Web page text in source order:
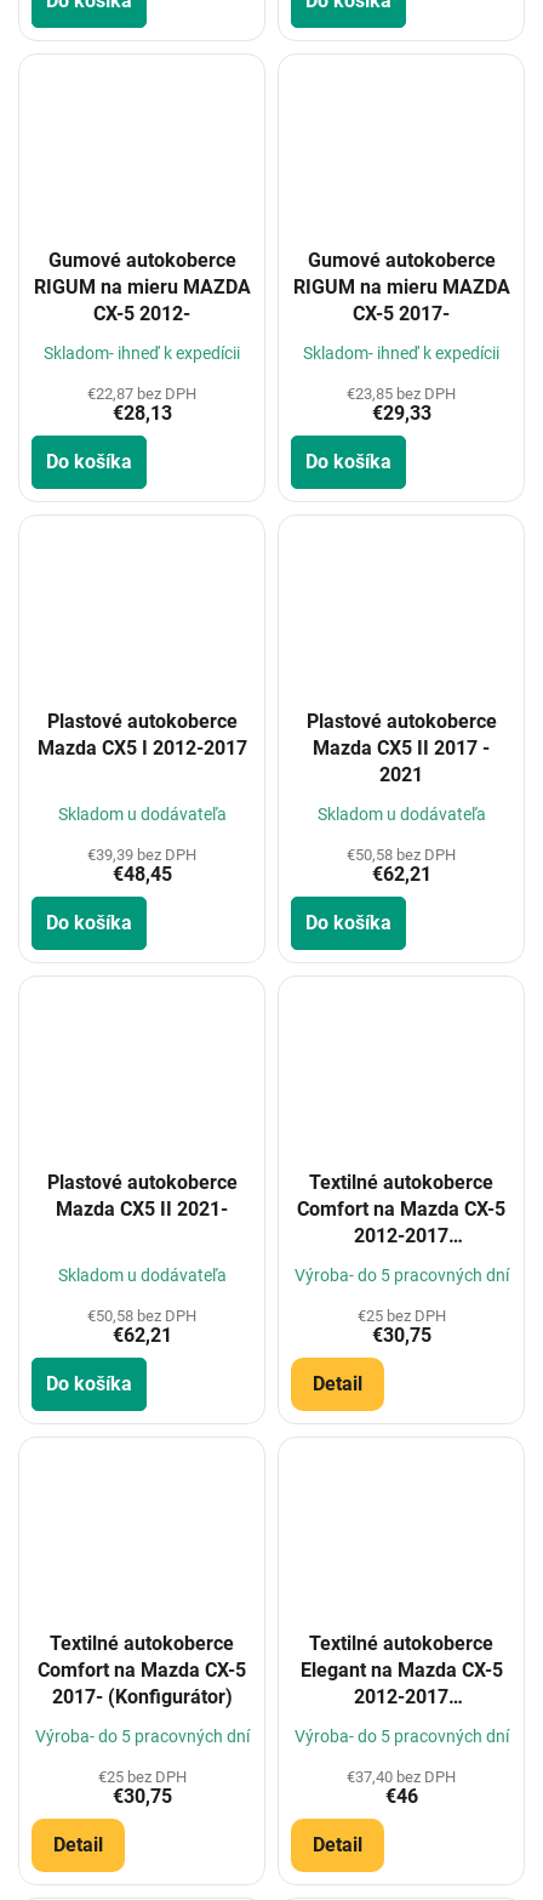
Gumové autokoberce
RIGUM na mieru MAZDA
CX-5 2012-
Skladom- ihneď k expedícii
€22,87 bez DPH
€28,13
Do košíka
Gumové autokoberce
RIGUM na mieru MAZDA
CX-5 2017-
Skladom- ihneď k expedícii
€23,85 bez DPH
€29,33
Do košíka
Plastové autokoberce
Mazda CX5 I 2012-2017
Skladom u dodávateľa
€39,39 bez DPH
€48,45
Do košíka
Plastové autokoberce
Mazda CX5 II 2017 -
2021
Skladom u dodávateľa
€50,58 bez DPH
€62,21
Do košíka
Plastové autokoberce
Mazda CX5 II 2021-
Skladom u dodávateľa
€50,58 bez DPH
€62,21
Do košíka
Textilné autokoberce
Comfort na Mazda CX-5
2012-2017
(Konfigurátor)
Výroba- do 5 pracovných dní
€25 bez DPH
€30,75
Detail
Textilné autokoberce
Comfort na Mazda CX-5
2017- (Konfigurátor)
Výroba- do 5 pracovných dní
€25 bez DPH
€30,75
Detail
Textilné autokoberce
Elegant na Mazda CX-5
2012-2017
Výroba- do 5 pracovných dní
€37,40 bez DPH
€46
Detail